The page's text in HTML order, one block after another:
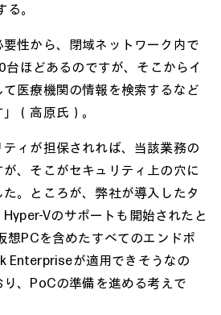
。
要性から、閉域ネットワーク内で
ほどあるのですが、そこからイ
医療機関の情報を検索するなど
（高原氏）。
ティが担保されれば、当該業務の
、そこがセキュリティ上の穴に
。ところが、弊社が導入したタ
Vのサポートも開始されたと
想PCを含めたすべてのエンドポ
Enterpriseが適用できそうなの
、PoCの準備を進める考えで